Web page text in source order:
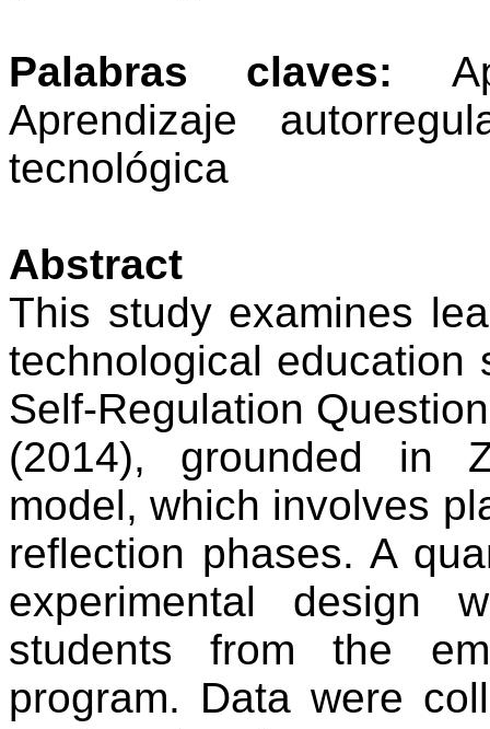
Palabras claves:
Aprendizaje
tecnológica
Abstract
This studyexamines
technological education
Self-Regulation
(2014), grounded in
model,which involves
reflection phases. A
experimental
design
students
from the
program. Datawere